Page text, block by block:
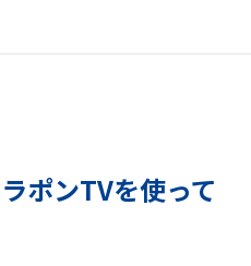
ポンTVを使って